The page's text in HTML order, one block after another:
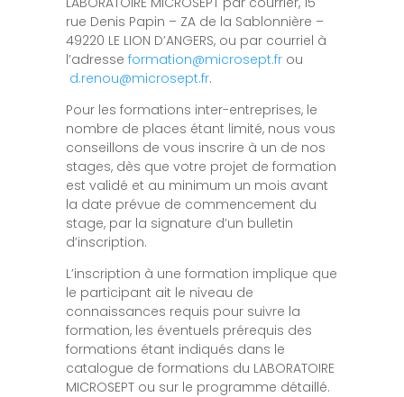
rue Denis Papin – ZA de la Sablonnière –
49220 LE LION D’ANGERS, ou par courriel à
l’adresseformation@microsept.fr ou
d.renou@microsept.fr.
Pour les formations inter-entreprises, le
nombre de places étant limité, nous vous
conseillons de vous inscrire à un de nos
stages, dès que votre projet de formation
est validé et au minimum un mois avant
la date prévue de commencement du
stage, par la signature d’un bulletin
d’inscription.
L’inscription à une formation implique que
le participant ait le niveau de
connaissances requis pour suivre la
formation, les éventuels prérequis des
formations étant indiqués dans le
catalogue de formations du LABORATOIRE
MICROSEPT ou sur le programme détaillé.